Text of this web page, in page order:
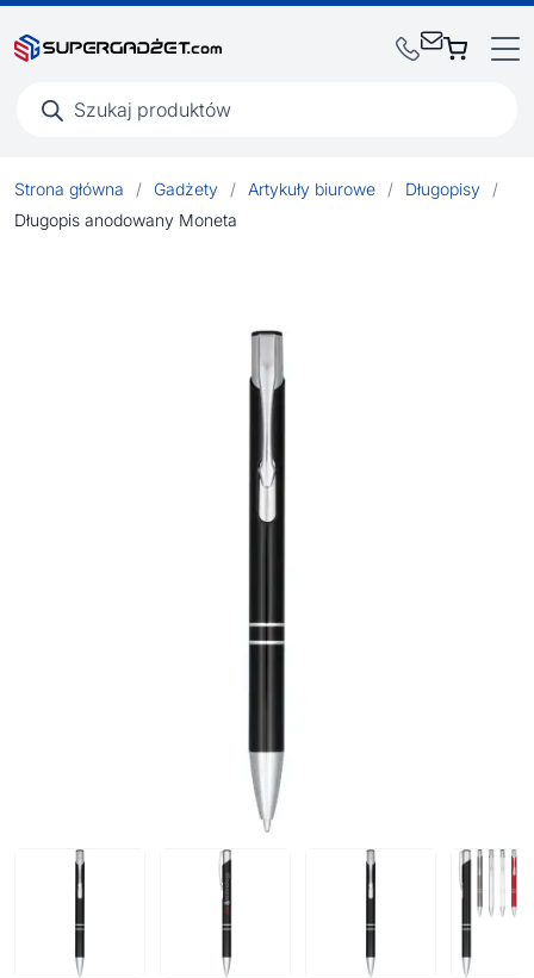
produktów
Strona główna / Gadżety / Artykuły biurowe / Długopisy
/
Długopis anodowany Moneta